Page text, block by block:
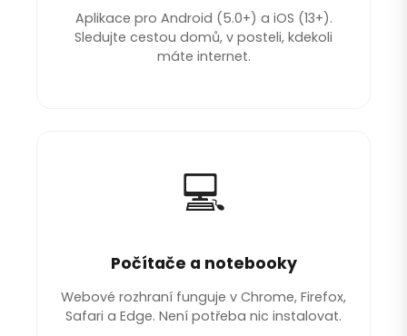
Aplikace pro Android (5.0+) a iOS (13+).
Sledujte cestou domů, v posteli, kdekoli
máte internet.
💻
Počítače a notebooky
Webové rozhraní funguje v Chrome, Firefox,
Safari a Edge. Není potřeba nic instalovat.